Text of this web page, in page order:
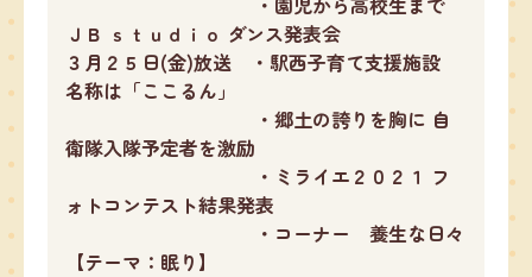
ＪＢ ｓｔｕｄｉｏ ダンス発表会
３月２５日(金)放送 ・駅西子育て支援施設
名称は「ここるん」
・郷土の誇りを胸に 自
衛隊入隊予定者を激励
・ミライエ２０２１ フ
ォトコンテスト結果発表
・コーナー 養生な日々
【テーマ：眠り】